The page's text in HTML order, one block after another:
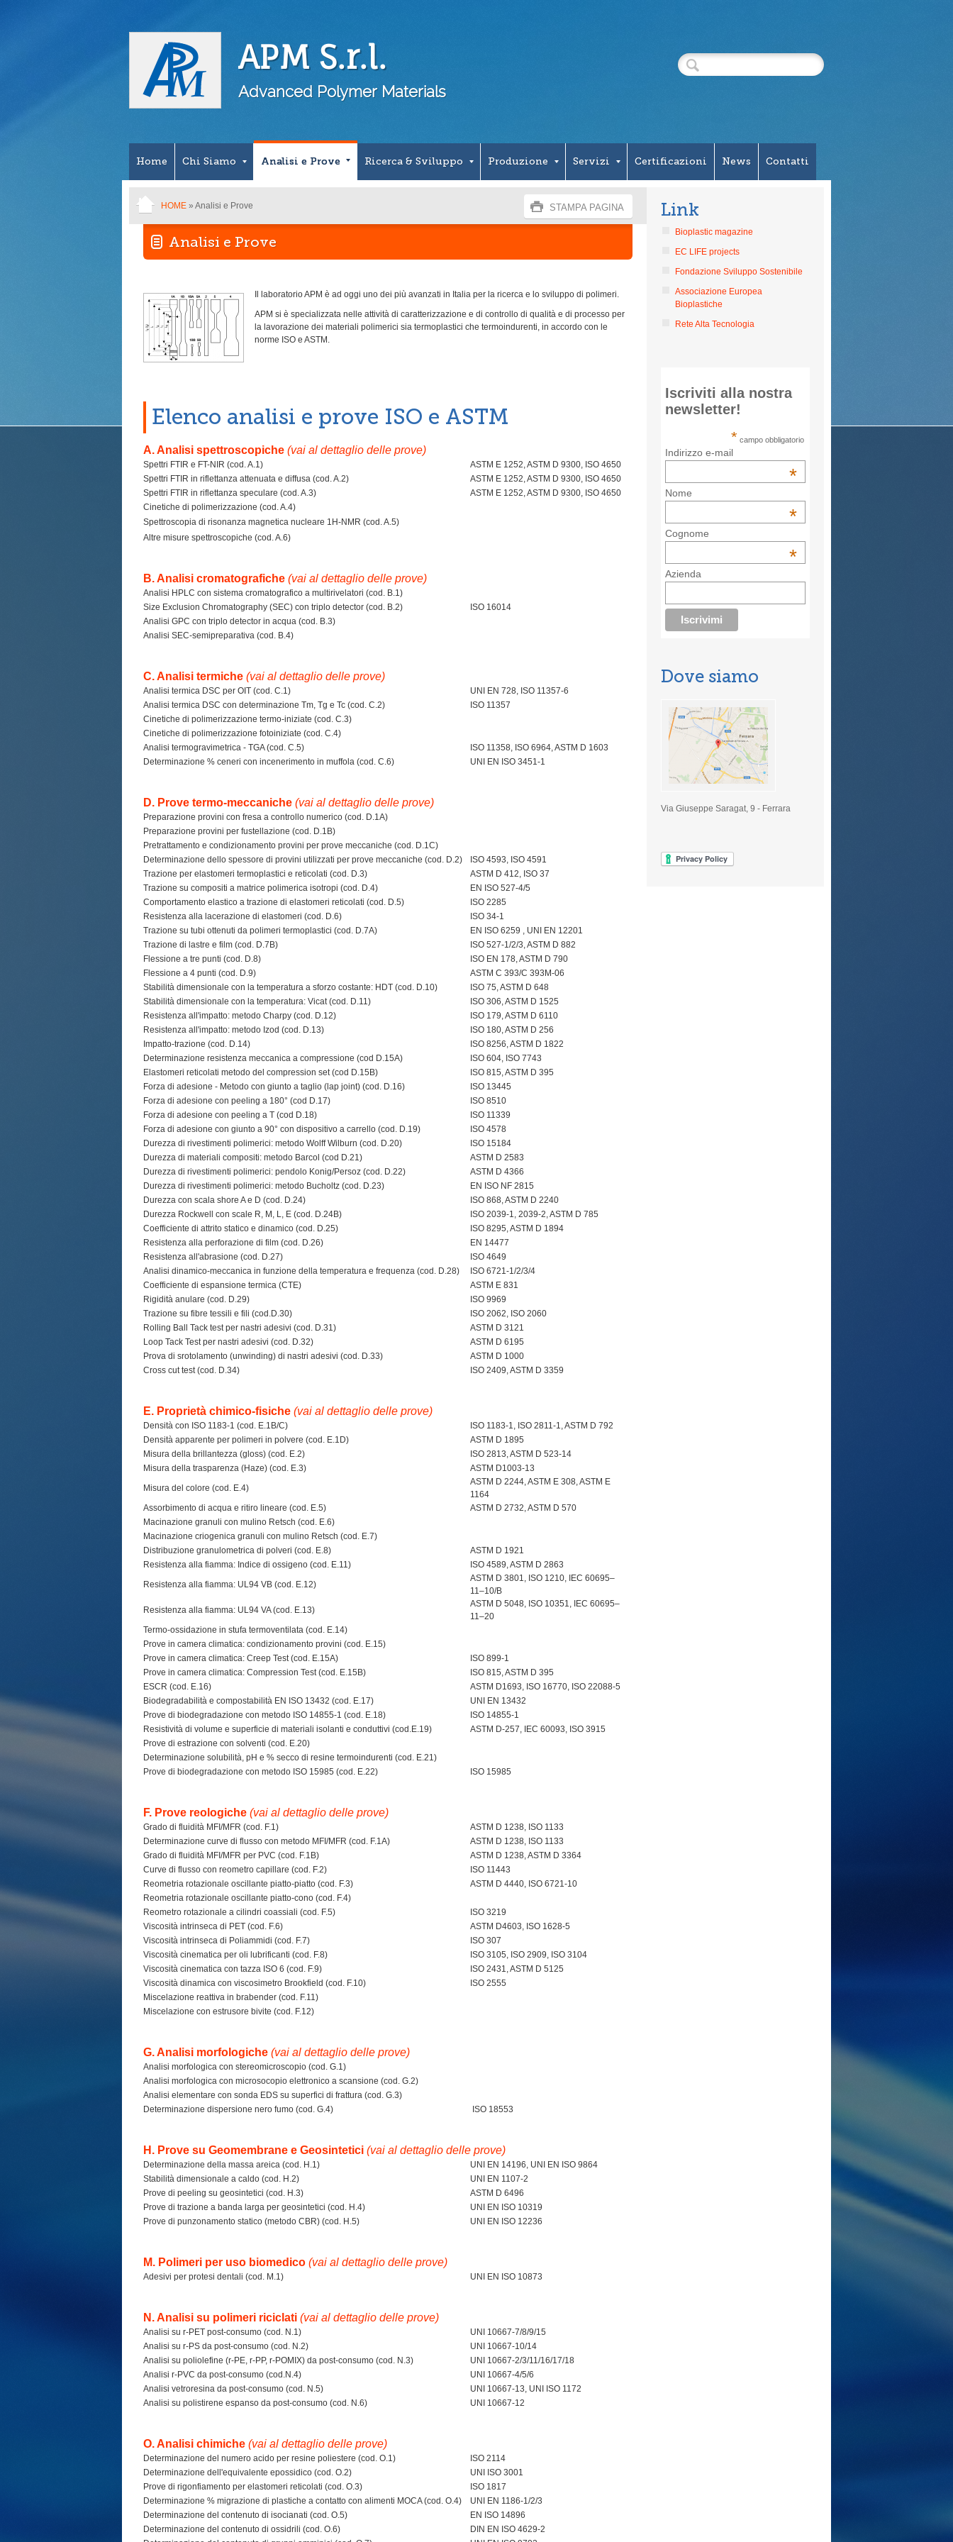
APM S.r.l.
Advanced Polymer Materials
Home Chi Siamo Analisi e Prove Ricerca & Sviluppo Produzione Servizi Certificazioni News Contatti
HOME » Analisi e Prove
Analisi e Prove
STAMPA PAGINA
Il laboratorio APM è ad oggi uno dei più avanzati in Italia per la ricerca e lo sviluppo di polimeri.
APM si è specializzata nelle attività di caratterizzazione e di controllo di qualità e di processo per
la lavorazione dei materiali polimerici sia termoplastici che termoindurenti, in accordo con le
norme ISO e ASTM.
Elenco analisi e prove ISO e ASTM
A. Analisi spettroscopiche (vai al dettaglio delle prove)
Spettri FTIR e FT-NIR (cod. A.1)
ASTM E 1252, ASTM D 9300, ISO 4650
Spettri FTIR in riflettanza attenuata e diffusa (cod. A.2)
ASTM E 1252, ASTM D 9300, ISO 4650
Spettri FTIR in riflettanza speculare (cod. A.3)
ASTM E 1252, ASTM D 9300, ISO 4650
Cinetiche di polimerizzazione (cod. A.4)
Spettroscopia di risonanza magnetica nucleare 1 H-NMR (cod. A.5)
Altre misure spettroscopiche (cod. A.6)
B. Analisi cromatografiche (vai al dettaglio delle prove)
Analisi HPLC con sistema cromatografico a multirivelatori (cod. B.1)
Size Exclusion Chromatography (SEC) con triplo detector (cod. B.2)
ISO 16014
Analisi GPC con triplo detector in acqua (cod. B.3)
Analisi SEC-semipreparativa (cod. B.4)
C. Analisi termiche (vai al dettaglio delle prove)
Analisi termica DSC per OIT (cod. C.1)
UNI EN 728, ISO 11357-6
Analisi termica DSC con determinazione Tm, Tg e Tc (cod. C.2)
ISO 11357
Cinetiche di polimerizzazione termo-iniziate (cod. C.3)
Cinetiche di polimerizzazione fotoiniziate (cod. C.4)
Analisi termogravimetrica - TGA (cod. C.5)
ISO 11358, ISO 6964, ASTM D 1603
Determinazione % ceneri con incenerimento in muffola (cod. C.6)
UNI EN ISO 3451-1
D. Prove termo-meccaniche (vai al dettaglio delle prove)
Preparazione provini con fresa a controllo numerico (cod. D.1A)
Preparazione provini per fustellazione (cod. D.1B)
Pretrattamento e condizionamento provini per prove meccaniche (cod. D.1C)
Determinazione dello spessore di provini utilizzati per prove meccaniche (cod. D.2)
ISO 4593, ISO 4591
Trazione per elastomeri termoplastici e reticolati (cod. D.3)
ASTM D 412, ISO 37
Trazione su compositi a matrice polimerica isotropi (cod. D.4)
EN ISO 527-4/5
Comportamento elastico a trazione di elastomeri reticolati (cod. D.5)
ISO 2285
Resistenza alla lacerazione di elastomeri (cod. D.6)
ISO 34-1
Trazione su tubi ottenuti da polimeri termoplastici (cod. D.7A)
EN ISO 6259 , UNI EN 12201
Trazione di lastre e film (cod. D.7B)
ISO 527-1/2/3, ASTM D 882
Flessione a tre punti (cod. D.8)
ISO EN 178, ASTM D 790
Flessione a 4 punti (cod. D.9)
ASTM C 393/C 393M-06
Stabilità dimensionale con la temperatura a sforzo costante: HDT (cod. D.10)
ISO 75, ASTM D 648
Stabilità dimensionale con la temperatura: Vicat (cod. D.11)
ISO 306, ASTM D 1525
Resistenza all'impatto: metodo Charpy (cod. D.12)
ISO 179, ASTM D 6110
Resistenza all'impatto: metodo Izod (cod. D.13)
ISO 180, ASTM D 256
Impatto-trazione (cod. D.14)
ISO 8256, ASTM D 1822
Determinazione resistenza meccanica a compressione (cod D.15A)
ISO 604, ISO 7743
Elastomeri reticolati metodo del compression set (cod D.15B)
ISO 815, ASTM D 395
Forza di adesione - Metodo con giunto a taglio (lap joint) (cod. D.16)
ISO 13445
Forza di adesione con peeling a 180° (cod D.17)
ISO 8510
Forza di adesione con peeling a T (cod D.18)
ISO 11339
Forza di adesione con giunto a 90° con dispositivo a carrello (cod. D.19)
ISO 4578
Durezza di rivestimenti polimerici: metodo Wolff Wilburn (cod. D.20)
ISO 15184
Durezza di materiali compositi: metodo Barcol (cod D.21)
ASTM D 2583
Durezza di rivestimenti polimerici: pendolo Konig/Persoz (cod. D.22)
ASTM D 4366
Durezza di rivestimenti polimerici: metodo Bucholtz (cod. D.23)
EN ISO NF 2815
Durezza con scala shore A e D (cod. D.24)
ISO 868, ASTM D 2240
Durezza Rockwell con scale R, M, L, E (cod. D.24B)
ISO 2039-1, 2039-2, ASTM D 785
Coefficiente di attrito statico e dinamico (cod. D.25)
ISO 8295, ASTM D 1894
Resistenza alla perforazione di film (cod. D.26)
EN 14477
Resistenza all'abrasione (cod. D.27)
ISO 4649
Analisi dinamico-meccanica in funzione della temperatura e frequenza (cod. D.28)
ISO 6721-1/2/3/4
Coefficiente di espansione termica (CTE)
ASTM E 831
Rigidità anulare (cod. D.29)
ISO 9969
Trazione su fibre tessili e fili (cod.D.30)
ISO 2062, ISO 2060
Rolling Ball Tack test per nastri adesivi (cod. D.31)
ASTM D 3121
Loop Tack Test per nastri adesivi (cod. D.32)
ASTM D 6195
Prova di srotolamento (unwinding) di nastri adesivi (cod. D.33)
ASTM D 1000
Cross cut test (cod. D.34)
ISO 2409, ASTM D 3359
E. Proprietà chimico-fisiche (vai al dettaglio delle prove)
Densità con ISO 1183-1 (cod. E.1B/C)
ISO 1183-1, ISO 2811-1, ASTM D 792
Densità apparente per polimeri in polvere (cod. E.1D)
ASTM D 1895
Misura della brillantezza (gloss) (cod. E.2)
ISO 2813, ASTM D 523-14
Misura della trasparenza (Haze) (cod. E.3)
ASTM D1003-13
Misura del colore (cod. E.4)
ASTM D 2244, ASTM E 308, ASTM E
1164
Assorbimento di acqua e ritiro lineare (cod. E.5)
ASTM D 2732, ASTM D 570
Macinazione granuli con mulino Retsch (cod. E.6)
Macinazione criogenica granuli con mulino Retsch (cod. E.7)
Distribuzione granulometrica di polveri (cod. E.8)
ASTM D 1921
Resistenza alla fiamma: Indice di ossigeno (cod. E.11)
ISO 4589, ASTM D 2863
Resistenza alla fiamma: UL94 VB (cod. E.12)
ASTM D 3801, ISO 1210, IEC 60695–
11–10/B
Resistenza alla fiamma: UL94 VA (cod. E.13)
ASTM D 5048, ISO 10351, IEC 60695–
11–20
Termo-ossidazione in stufa termoventilata (cod. E.14)
Prove in camera climatica: condizionamento provini (cod. E.15)
Prove in camera climatica: Creep Test (cod. E.15A)
ISO 899-1
Prove in camera climatica: Compression Test (cod. E.15B)
ISO 815, ASTM D 395
ESCR (cod. E.16)
ASTM D1693, ISO 16770, ISO 22088-5
Biodegradabilità e compostabilità EN ISO 13432 (cod. E.17)
UNI EN 13432
Prove di biodegradazione con metodo ISO 14855-1 (cod. E.18)
ISO 14855-1
Resistività di volume e superficie di materiali isolanti e conduttivi (cod.E.19)
ASTM D-257, IEC 60093, ISO 3915
Prove di estrazione con solventi (cod. E.20)
Determinazione solubilità, pH e % secco di resine termoindurenti (cod. E.21)
Prove di biodegradazione con metodo ISO 15985 (cod. E.22)
ISO 15985
F. Prove reologiche (vai al dettaglio delle prove)
Grado di fluidità MFI/MFR (cod. F.1)
ASTM D 1238, ISO 1133
Determinazione curve di flusso con metodo MFI/MFR (cod. F.1A)
ASTM D 1238, ISO 1133
Grado di fluidità MFI/MFR per PVC (cod. F.1B)
ASTM D 1238, ASTM D 3364
Curve di flusso con reometro capillare (cod. F.2)
ISO 11443
Reometria rotazionale oscillante piatto-piatto (cod. F.3)
ASTM D 4440, ISO 6721-10
Reometria rotazionale oscillante piatto-cono (cod. F.4)
Reometro rotazionale a cilindri coassiali (cod. F.5)
ISO 3219
Viscosità intrinseca di PET (cod. F.6)
ASTM D4603, ISO 1628-5
Viscosità intrinseca di Poliammidi (cod. F.7)
ISO 307
Viscosità cinematica per oli lubrificanti (cod. F.8)
ISO 3105, ISO 2909, ISO 3104
Viscosità cinematica con tazza ISO 6 (cod. F.9)
ISO 2431, ASTM D 5125
Viscosità dinamica con viscosimetro Brookfield (cod. F.10)
ISO 2555
Miscelazione reattiva in brabender (cod. F.11)
Miscelazione con estrusore bivite (cod. F.12)
G. Analisi morfologiche (vai al dettaglio delle prove)
Analisi morfologica con stereomicroscopio (cod. G.1)
Analisi morfologica con microsocopio elettronico a scansione (cod. G.2)
Analisi elementare con sonda EDS su superfici di frattura (cod. G.3)
Determinazione dispersione nero fumo (cod. G.4)
ISO 18553
H. Prove su Geomembrane e Geosintetici (vai al dettaglio delle prove)
Determinazione della massa areica (cod. H.1)
UNI EN 14196, UNI EN ISO 9864
Stabilità dimensionale a caldo (cod. H.2)
UNI EN 1107-2
Prove di peeling su geosintetici (cod. H.3)
ASTM D 6496
Prove di trazione a banda larga per geosintetici (cod. H.4)
UNI EN ISO 10319
Prove di punzonamento statico (metodo CBR) (cod. H.5)
UNI EN ISO 12236
M. Polimeri per uso biomedico (vai al dettaglio delle prove)
Adesivi per protesi dentali (cod. M.1) UNI EN ISO 10873
N. Analisi su polimeri riciclati (vai al dettaglio delle prove)
Analisi su r-PET post-consumo (cod. N.1)
UNI 10667-7/8/9/15
Analisi su r-PS da post-consumo (cod. N.2)
UNI 10667-10/14
Analisi su poliolefine (r-PE, r-PP, r-POMIX) da post-consumo (cod. N.3)
UNI 10667-2/3/11/16/17/18
Analisi r-PVC da post-consumo (cod.N.4)
UNI 10667-4/5/6
Analisi vetroresina da post-consumo (cod. N.5)
UNI 10667-13, UNI ISO 1172
Analisi su polistirene espanso da post-consumo (cod. N.6)
UNI 10667-12
O. Analisi chimiche (vai al dettaglio delle prove)
Determinazione del numero acido per resine poliestere (cod. O.1)
ISO 2114
Determinazione dell'equivalente epossidico (cod. O.2)
UNI ISO 3001
Prove di rigonfiamento per elastomeri reticolati (cod. O.3)
ISO 1817
Determinazione % migrazione di plastiche a contatto con alimenti MOCA (cod. O.4)
UNI EN 1186-1/2/3
Determinazione del contenuto di isocianati (cod. O.5)
EN ISO 14896
Determinazione del contenuto di ossidrili (cod. O.6)
DIN EN ISO 4629-2
Link
Bioplastic magazine
EC LIFE projects
Fondazione Sviluppo Sostenibile
Associazione Europea
Bioplastiche
Rete Alta Tecnologia
Iscriviti alla nostra
newsletter!
* campo obbligatorio
Indirizzo e-mail
*
Nome
*
Cognome
*
Azienda
Dove siamo
Via Giuseppe Saragat, 9 - Ferrara